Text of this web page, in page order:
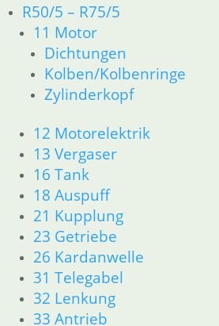
R50/5 – R75/5
11 Motor
Dichtungen
Kolben/Kolbenringe
Zylinderkopf
12 Motorelektrik
13 Vergaser
16 Tank
18 Auspuff
21 Kupplung
23 Getriebe
26 Kardanwelle
31 Telegabel
32 Lenkung
33 Antrieb
inkl. MwSt.
zzgl.Versandkosten
In den Warenkorb
Nadeldüse 2,66
9,50€
Artikelnummer: 1261702
inkl. MwSt.
zzgl.Versandkosten
In den Warenkorb
Leerlaufdüse 45
17,00€
Artikelnummer: 1336924
inkl. MwSt.